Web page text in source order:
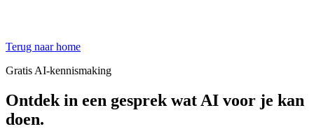
Terug naar home
Gratis AI-kennismaking
Ontdek in een gesprek wat AI voor je kan
doen.